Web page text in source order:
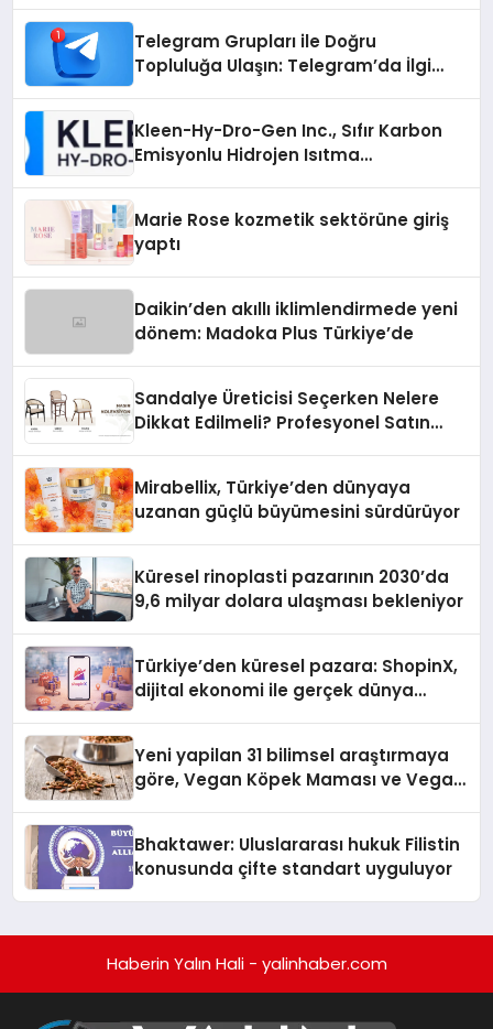
Telegram Grupları ile Doğru
Topluluğa Ulaşın: Telegram’da İlgi
Kleen-Hy-Dro-Gen Inc., Sıfır Karbon
Emisyonlu Hidrojen Isıtma
Marie Rose kozmetik sektörüne giriş
yaptı
Daikin’den akıllı iklimlendirmede yeni
dönem: Madoka Plus Türkiye’de
Sandalye Üreticisi Seçerken Nelere
Dikkat Edilmeli? Profesyonel Satın
Mirabellix, Türkiye’den dünyaya
uzanan güçlü büyümesini sürdürüyor
Küresel rinoplasti pazarının 2030’da
9,6 milyar dolara ulaşması bekleniyor
Türkiye’den küresel pazara: ShopinX,
dijital ekonomi ile gerçek dünya
Yeni yapilan 31 bilimsel araştırmaya
göre, Vegan Köpek Maması ve Vegan
Bhaktawer: Uluslararası hukuk Filistin
konusunda çifte standart uyguluyor
Haberin Yalın Hali - yalinhaber.com